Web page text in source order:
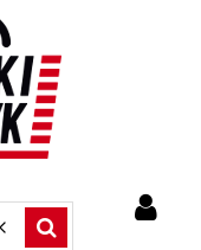
Szukaj wśród 30 000